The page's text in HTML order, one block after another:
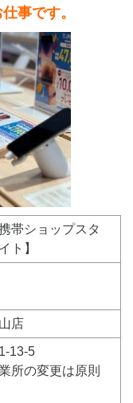
事です。
帯ショップスタ
ト】
店
13-5
所の変更は原則